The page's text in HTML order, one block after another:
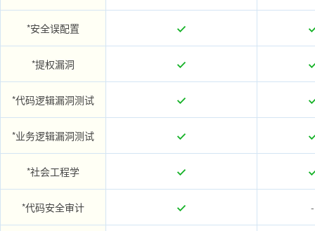
*安全误配置
*提权漏洞
*代码逻辑漏洞测试
*业务逻辑漏洞测试
*社会工程学
*代码安全审计 -